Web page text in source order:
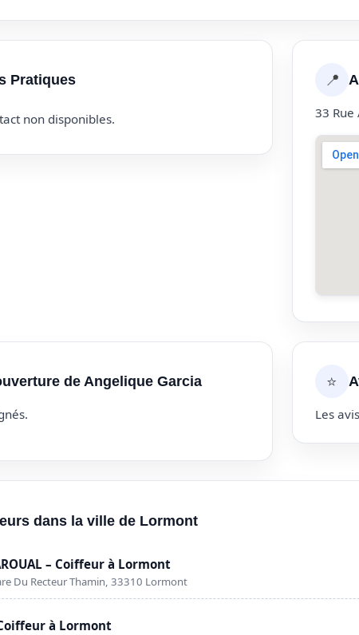
Pratiques
non disponibles.
📍
33 Rue
de Angelique Garcia ⭐
Les
dans la ville de Lormont
– Coiffeur à Lormont
Du Recteur Thamin, 33310 Lormont
à Lormont